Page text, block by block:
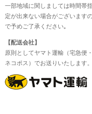
一部地域に関しましては時間帯
定が出来ない場合がございます
で予めご了承ください｡
【配送会社】
原則としてヤマト運輸（宅急便
ネコポス）でお送りいたします